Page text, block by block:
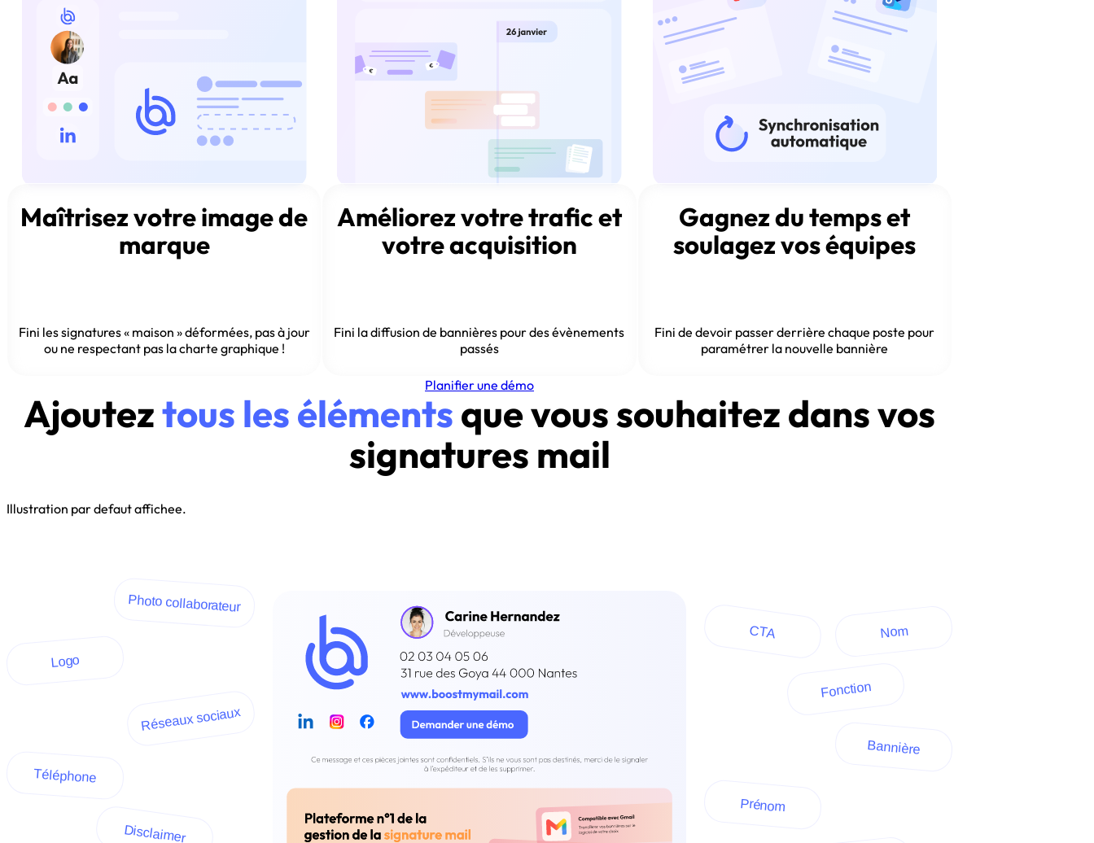
Maîtrisez votre image de
marque
Fini les signatures « maison » déformées, pas à jour
ou ne respectant pas la charte graphique !
Améliorez votre trafic et
votre acquisition
Fini la diffusion de bannières pour des évènements
passés
Gagnez du temps et
soulagez vos équipes
Fini de devoir passer derrière chaque poste pour
paramétrer la nouvelle bannière
Planifier une démo
Ajouteztous les élémentsque vous souhaitez dans vos
signatures mail
Illustration par defaut affichee.
Photo collaborateur
Logo
Réseaux sociaux
Téléphone
Disclaimer
CTA Nom
Fonction
Bannière
Prénom